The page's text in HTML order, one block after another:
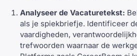
Analyseer de Vacaturetekst:
als je spiekbriefje. Identificeer
vaardigheden,
trefwoorden waarnaar de